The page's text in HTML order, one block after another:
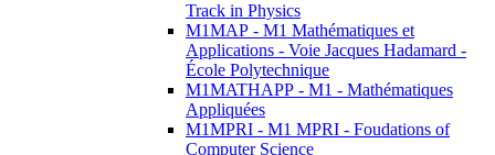
Track in Physics
M1MAP - M1 Mathématiques et
Applications - Voie Jacques Hadamard -
École Polytechnique
M1MATHAPP - M1 - Mathématiques
Appliquées
M1MPRI - M1 MPRI - Foudations of
Computer Science